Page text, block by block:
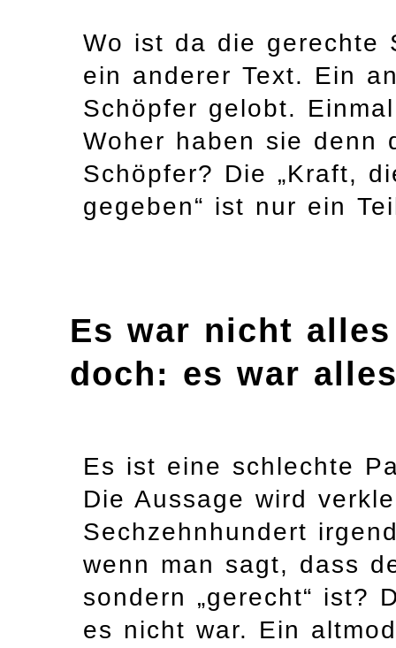
Wo ist da die gerechte
ein anderer Text. Ein
Schöpfer gelobt.
Woher haben sie denn
Schöpfer? Die „Kraft,
gegeben“ ist nur ein
Es war nicht
doch: es war
Es ist eine schlechte
Die Aussage wird
Sechzehnhundert
wenn man sagt, dass
sondern „gerecht“ ist?
es nicht war. Ein